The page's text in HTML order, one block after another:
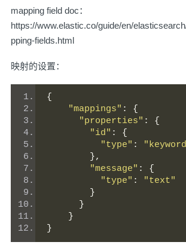
mapping field doc：
https://www.elastic.co/guide/en/
pping-fields.html
映射的设置：
{
"mappings" :
{
"properties" :
{
"id" :
{
"type" :
},
"message" :
{
"type" :
"text"
}
}
}
}